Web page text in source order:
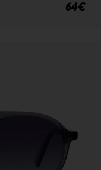
64€